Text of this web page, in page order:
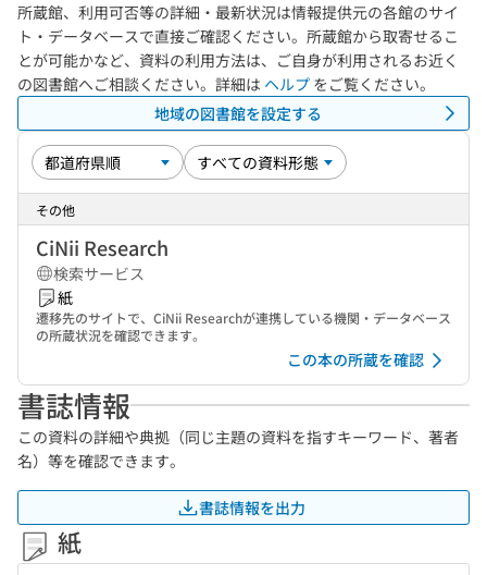
所蔵館、利用可否等の詳細・最新状況は情報提供元の各館のサイ
ト・データベースで直接ご確認ください。所蔵館から取寄せるこ
とが可能かなど、資料の利用方法は、ご自身が利用されるお近く
の図書館へご相談ください。詳細は ヘルプ をご覧ください。
地域の図書館を設定する
その他
CiNii Research
検索サービス
紙
遷移先のサイトで、CiNii Researchが連携している機関・データベース
の所蔵状況を確認できます。
この本の所蔵を確認
書誌情報
この資料の詳細や典拠（同じ主題の資料を指すキーワード、著者
名）等を確認できます。
書誌情報を出力
紙